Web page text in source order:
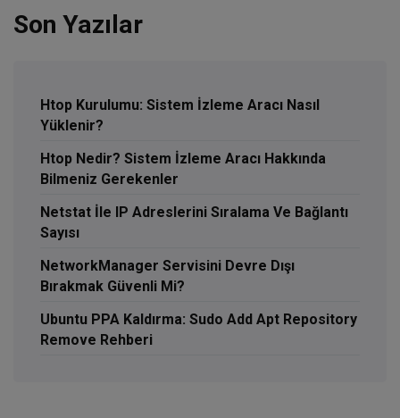
Son Yazılar
Htop Kurulumu: Sistem İzleme Aracı Nasıl
Yüklenir?
Htop Nedir? Sistem İzleme Aracı Hakkında
Bilmeniz Gerekenler
Netstat İle IP Adreslerini Sıralama Ve Bağlantı
Sayısı
NetworkManager Servisini Devre Dışı
Bırakmak Güvenli Mi?
Ubuntu PPA Kaldırma: Sudo Add Apt Repository
Remove Rehberi